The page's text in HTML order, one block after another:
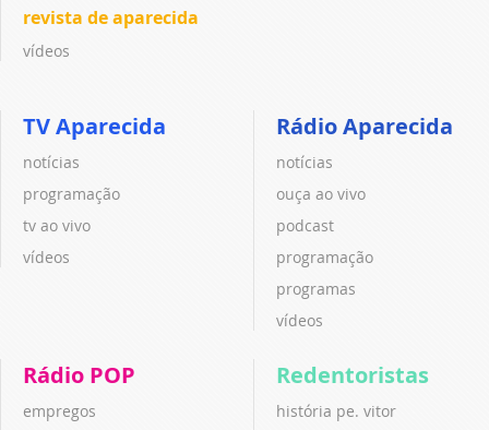
revista de aparecida
vídeos
TV Aparecida
notícias
programação
tv ao vivo
vídeos
Rádio Aparecida
notícias
ouça ao vivo
podcast
programação
programas
vídeos
Rádio POP
empregos
Redentoristas
história pe. vitor